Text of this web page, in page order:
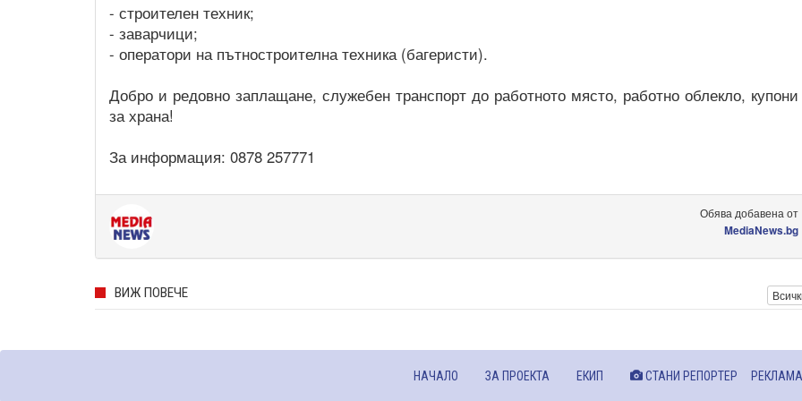
- строителен техник;
- заварчици;
- оператори на пътностроителна техника (багеристи).
Добро и редовно заплащане, служебен транспорт до работното място, работно облекло, купони
за храна!
За информация: 0878 257771
Обява добавена от
MediaNews.bg
ВИЖ ПОВЕЧЕ
НАЧАЛО ЗА ПРОЕКТА ЕКИП СТАНИ РЕПОРТЕР РЕКЛАМА